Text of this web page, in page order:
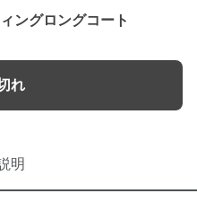
ングロングコート
れ
明